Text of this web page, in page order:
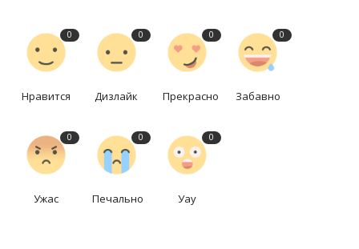
0
Нравится
0
Дизлайк
0
Прекрасно
0
Забавно
0
Ужас
0
Печально
0
Уау